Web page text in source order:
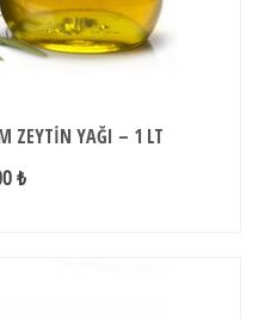
ZEYTIN YAĞI – 1 LT
₺